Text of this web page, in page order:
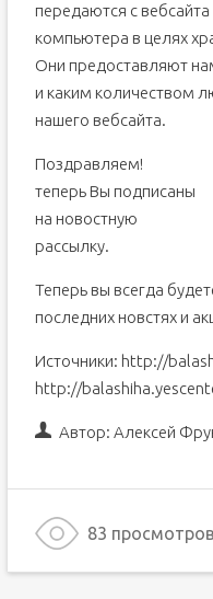
передаются с
компьютера в целях
Они предоставляют
и каким количеством
нашего вебсайта.
Поздравляем!
теперь Вы подписаны
на новостную
рассылку.
Теперь вы всегда
последних новстях и
Источники: http://
http://
Автор: Алексей
83 просмотров